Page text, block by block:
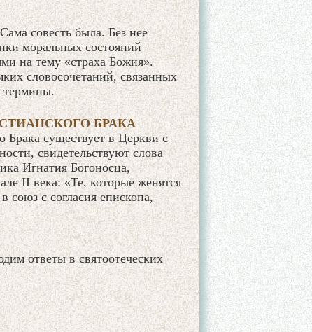
совесть была. Без нее
моральных состояний
на тему «страха Божия».
словосочетаний, связанных
термины.
БРАКА
Брака существует в Церкви с
свидетельствуют слова
Игнатия Богоносца,
II века: «Те, которые женятся
союз с согласия епископа,
ответы в святоотеческих